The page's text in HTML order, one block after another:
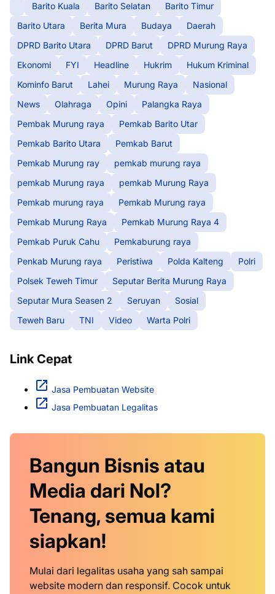
Barito Kuala Barito Selatan
Barito Timur
Barito Utara
Berita Mura Budaya
Daerah
DPRD Barito Utara
DPRD Barut
DPRD Murung Raya
Ekonomi
FYI Headline Hukrim
Hukum Kriminal
Kominfo Barut
Lahei Murung Raya
Nasional
News
Olahraga Opini
Palangka Raya
Pembak Murung raya
Pemkab Barito Utar
Pemkab Barito Utara
Pemkab Barut
Pemkab Murung ray
pemkab murung raya
pemkab Murung raya
pemkab Murung Raya
Pemkab murung raya
Pemkab Murung raya
Pemkab Murung Raya
Pemkab Murung Raya 4
Pemkab Puruk Cahu
Pemkaburung raya
Penkab Murung raya
Peristiwa Polda Kalteng
Polri
Polsek Teweh Timur
Seputar Berita Murung Raya
Seputar Mura Seasen 2
Seruyan
Sosial
Teweh Baru
TNI Video Warta Polri
Link Cepat
Jasa Pembuatan Website
Jasa Pembuatan Legalitas
Bangun Bisnis atau
Media dari Nol?
Tenang, semua kami
siapkan!
Mulai dari legalitas usaha yang sah sampai
website modern dan responsif. Cocok untuk